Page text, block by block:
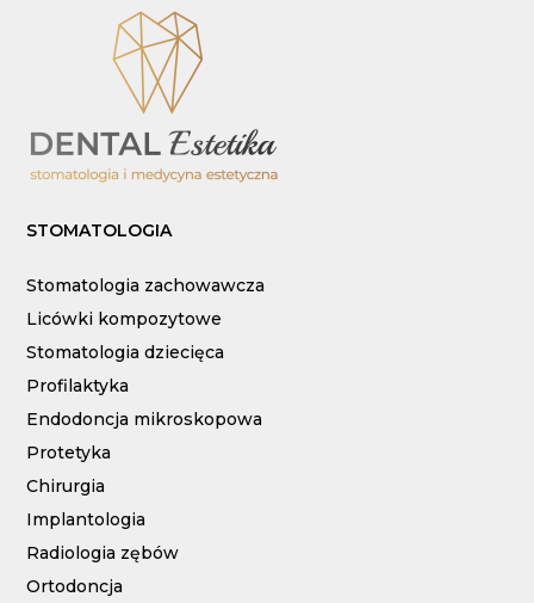
STOMATOLOGIA
Stomatologia zachowawcza
Licówki kompozytowe
Stomatologia dziecięca
Profilaktyka
Endodoncja mikroskopowa
Protetyka
Chirurgia
Implantologia
Radiologia zębów
Ortodoncja